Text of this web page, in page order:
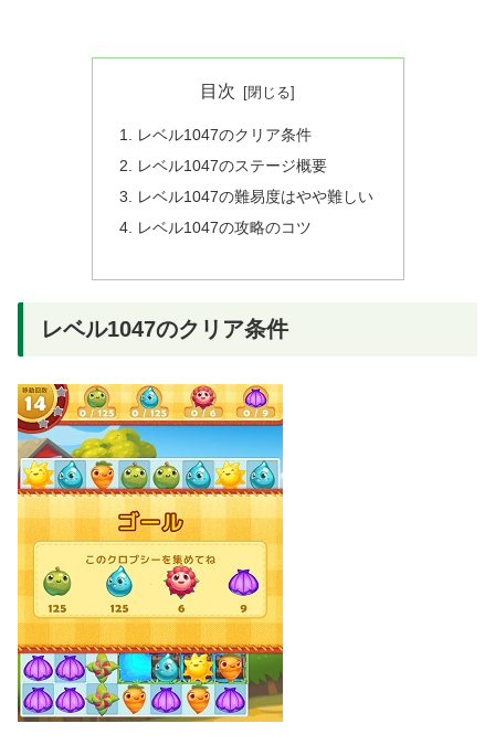
目次
レベル1047のクリア条件
レベル1047のステージ概要
レベル1047の難易度はやや難しい
レベル1047の攻略のコツ
レベル1047のクリア条件